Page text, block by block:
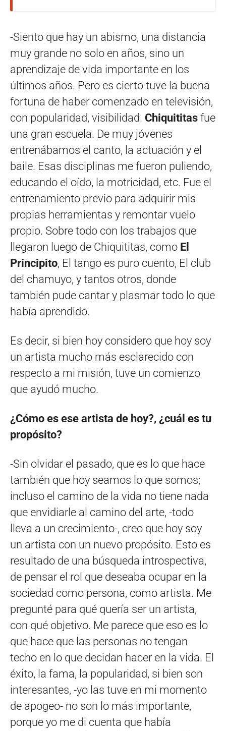
-Siento que hay un abismo, una distancia
muy grande no solo en años, sino un
aprendizaje de vida importante en los
últimos años. Pero es cierto tuve la buena
fortuna de haber comenzado en televisión,
con popularidad, visibilidad. Chiquititas fue
una gran escuela. De muy jóvenes
entrenábamos el canto, la actuación y el
baile. Esas disciplinas me fueron puliendo,
educando el oído, la motricidad, etc. Fue el
entrenamiento previo para adquirir mis
propias herramientas y remontar vuelo
propio. Sobre todo con los trabajos que
llegaron luego de Chiquititas, como El
Principito, El tango es puro cuento, El club
del chamuyo, y tantos otros, donde
también pude cantar y plasmar todo lo que
había aprendido.
Es decir, si bien hoy considero que hoy soy
un artista mucho más esclarecido con
respecto a mi misión, tuve un comienzo
que ayudó mucho.
¿Cómo es ese artista de hoy?, ¿cuál es tu
propósito?
-Sin olvidar el pasado, que es lo que hace
también que hoy seamos lo que somos;
incluso el camino de la vida no tiene nada
que envidiarle al camino del arte, -todo
lleva a un crecimiento-, creo que hoy soy
un artista con un nuevo propósito. Esto es
resultado de una búsqueda introspectiva,
de pensar el rol que deseaba ocupar en la
sociedad como persona, como artista. Me
pregunté para qué quería ser un artista,
con qué objetivo. Me parece que eso es lo
que hace que las personas no tengan
techo en lo que decidan hacer en la vida. El
éxito, la fama, la popularidad, si bien son
interesantes, -yo las tuve en mi momento
de apogeo- no son lo más importante,
porque yo me di cuenta que había